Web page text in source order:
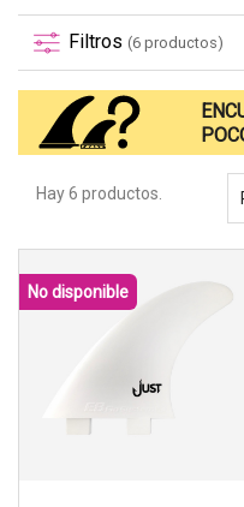
Réparations
Quillas
Deco
Accesorios
Eco-friendly
Filtros (6 productos)
Hay 6 productos.
No disponible